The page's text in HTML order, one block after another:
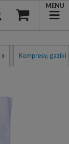
MENU
Kompresy, gaziki